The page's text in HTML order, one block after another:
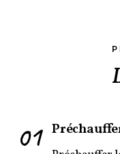
01